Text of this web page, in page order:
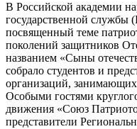
В Российской академии
государственной службы
посвященный теме
поколений защитников
названием «Сыны
собрало студентов и
организаций,
Особыми гостями
движения «Союз
представители